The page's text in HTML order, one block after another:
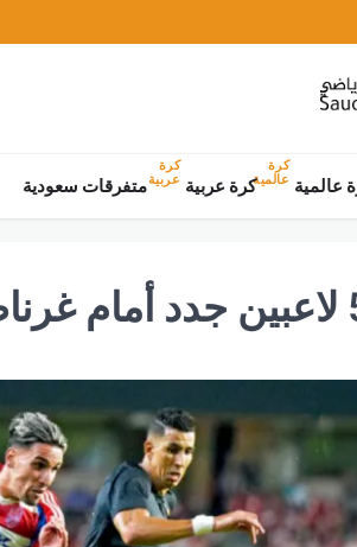
عالمية
كرة
عالميةكرة عربية
كرة
عربيةمتفرقات سعودية